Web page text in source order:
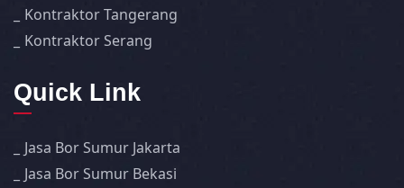
Kontraktor Tangerang
Kontraktor Serang
Quick Link
Jasa Bor Sumur Jakarta
Jasa Bor Sumur Bekasi